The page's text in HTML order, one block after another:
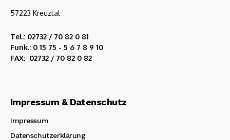
57223 Kreuztal
Tel.: 02732 / 70 82 0 81
Funk.: 0 15 75 - 5 6 7 8 9 10
FAX: 02732 / 70 82 0 82
Impressum & Datenschutz
Impressum
Datenschutzerklärung